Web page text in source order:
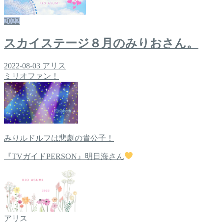
2022
スカイステージ８月のみりおさん。
2022-08-03 アリス
ミリオファン！
みりルドルフは悲劇の貴公子！
『TVガイドPERSON』明日海さん
アリス